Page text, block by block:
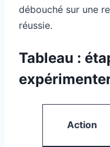
débouché sur une
réussie.
Tableau :
Action